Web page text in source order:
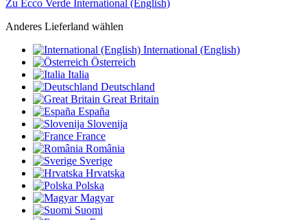
Zu Ecco Verde International (English)
Anderes Lieferland wählen
International (English)
Österreich
Italia
Deutschland
Great Britain
España
Slovenija
France
România
Sverige
Hrvatska
Polska
Magyar
Suomi